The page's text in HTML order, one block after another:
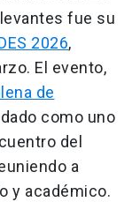
fue su
2026,
El evento,
de
como uno
del
a
y académico.